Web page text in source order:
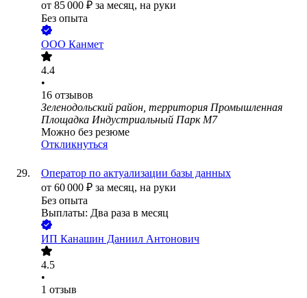
от 85 000 ₽ за месяц, на руки
Без опыта
ООО Канмет
4.4
•
16 отзывов
Зеленодольский район, территория Промышленная
Площадка Индустриальный Парк М7
Можно без резюме
Откликнуться
Оператор по актуализации базы данных
от 60 000 ₽ за месяц, на руки
Без опыта
Выплаты: Два раза в месяц
ИП Канашин Даниил Антонович
4.5
•
1 отзыв